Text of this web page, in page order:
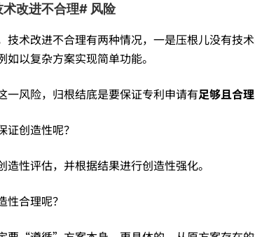
改进不合理# 风险
技术改进不合理有两种情况，一是压根儿没有技
如以复杂方案实现简单功能。
一风险，归根结底是要保证专利申请有足够且合理
证创造性呢？
造性评估，并根据结果进行创造性强化。
性合理呢？